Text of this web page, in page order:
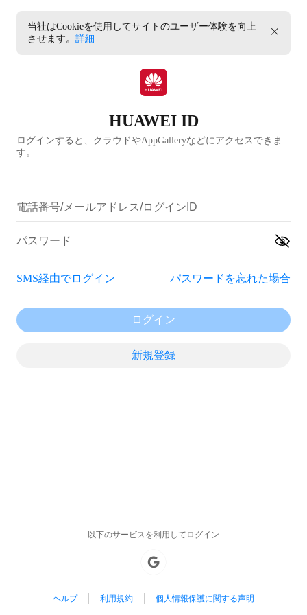
当社はCookieを使用してサイトのユーザー体験を向上
させます。 詳細
HUAWEI ID
ログインすると、クラウドやAppGalleryなどにアクセスできま
す。
SMS経由でログイン パスワードを忘れた場合
ログイン
新規登録
以下のサービスを利用してログイン
ヘルプ 利用規約 個人情報保護に関する声明